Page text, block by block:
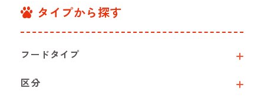
タイプから探す
フードタイプ
区分